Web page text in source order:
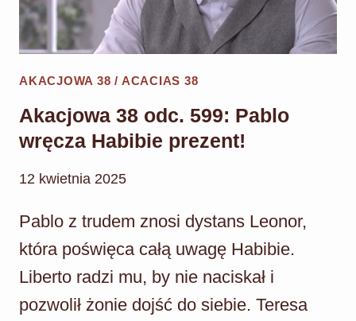
AKACJOWA 38 / ACACIAS 38
Akacjowa 38 odc. 599: Pablo
wręcza Habibie prezent!
12 kwietnia 2025
Pablo z trudem znosi dystans Leonor,
która poświęca całą uwagę Habibie.
Liberto radzi mu, by nie naciskał i
pozwolił żonie dojść do siebie. Teresa